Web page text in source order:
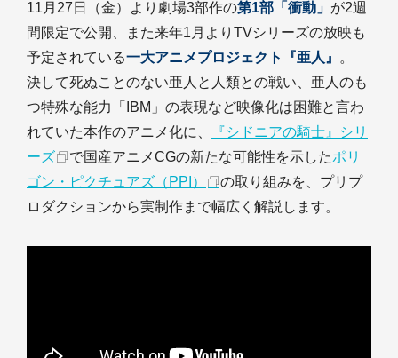
11月27日（金）より劇場3部作の第1部「衝動」 が2週
間限定で公開、また来年1月よりTVシリーズの放映も
予定されている一大アニメプロジェクト『亜人』
。
決して死ぬことのない亜人と人類との戦い、亜人のも
つ特殊な能力「IBM」の表現など映像化は困難と言わ
れていた本作のアニメ化に、
『シドニアの騎士』シリ
ーズ
で国産アニメCGの新たな可能性を示したポリ
ゴン・ピクチュアズ（PPI）
の取り組みを、プリプ
ロダクションから実制作まで幅広く解説します。